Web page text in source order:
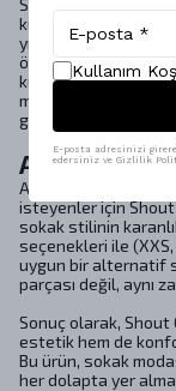
Shout Oversize All
kullanım için özel
yıkama, düşük hızda
önerilere uyarak,
kullanmaktan
muhafaza
gezegenimizde
Alternatif
Alternatif stilini
isteyenler için
sokak stilinin
seçenekleri ile (XXS,
uygun bir alternatif
parçası değil, aynı
Sonuç olarak,
estetik hem de
Bu ürün, sokak
her dolapta yer
Kullanım
E-posta adresinizi
edersiniz ve Gizlilik